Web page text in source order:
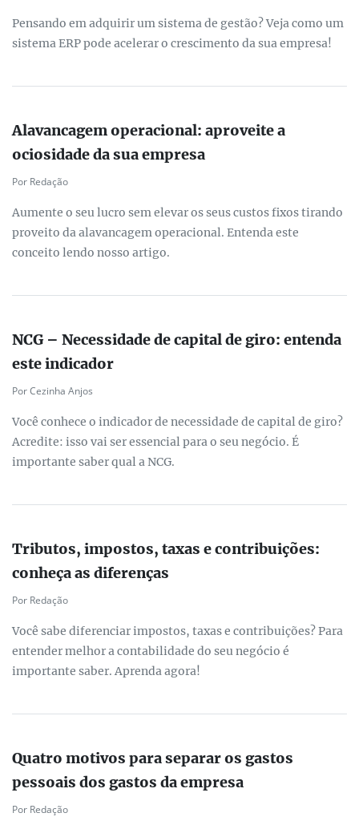
Pensando em adquirir um sistema de gestão? Veja como um
sistema ERP pode acelerar o crescimento da sua empresa!
Alavancagem operacional: aproveite a
ociosidade da sua empresa
Por Redação
Aumente o seu lucro sem elevar os seus custos fixos tirando
proveito da alavancagem operacional. Entenda este
conceito lendo nosso artigo.
NCG – Necessidade de capital de giro: entenda
este indicador
Por Cezinha Anjos
Você conhece o indicador de necessidade de capital de giro?
Acredite: isso vai ser essencial para o seu negócio. É
importante saber qual a NCG.
Tributos, impostos, taxas e contribuições:
conheça as diferenças
Por Redação
Você sabe diferenciar impostos, taxas e contribuições? Para
entender melhor a contabilidade do seu negócio é
importante saber. Aprenda agora!
Quatro motivos para separar os gastos
pessoais dos gastos da empresa
Por Redação